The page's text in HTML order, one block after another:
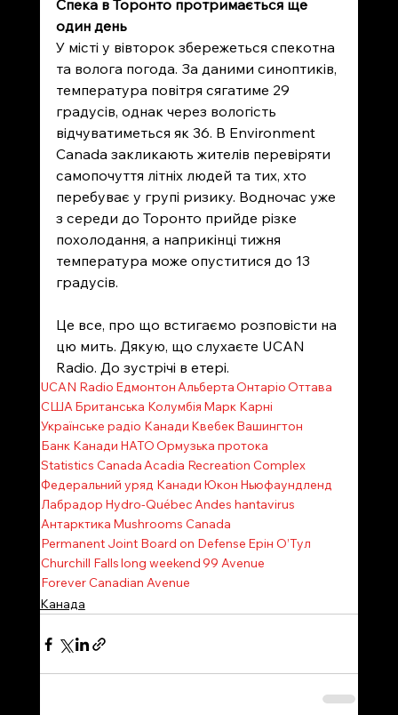
Спека в Торонто протримається ще
один день
У місті у вівторок збережеться спекотна
та волога погода. За даними синоптиків,
температура повітря сягатиме 29
градусів, однак через вологість
відчуватиметься як 36. В Environment
Canada закликають жителів перевіряти
самопочуття літніх людей та тих, хто
перебуває у групі ризику. Водночас уже
з середи до Торонто прийде різке
похолодання, а наприкінці тижня
температура може опуститися до 13
градусів.
Це все, про що встигаємо розповісти на
цю мить. Дякую, що слухаєте UCAN
Radio. До зустрічі в етері.
UCAN Radio ЕдмонтонАльбертаОнтаріоОттава
СШАБританська Колумбія Марк Карні
Українське радіо Канади КвебекВашингтон
Банк Канади НАТООрмузька протока
Statistics CanadaAcadia Recreation Complex
Федеральний уряд Канади Юкон Ньюфаундленд
Лабрадор Hydro-QuébecAndes hantavirus
Антарктика Mushrooms Canada
Permanent Joint Board on Defense Ерін О’Тул
Churchill Fallslong weekend99 Avenue
Forever Canadian Avenue
Канада